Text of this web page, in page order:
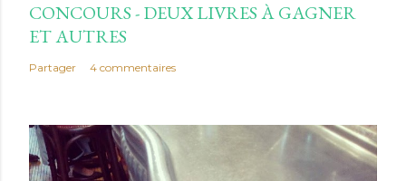
CONCOURS - DEUX LIVRES À GAGNER
ET AUTRES
Partager 4 commentaires